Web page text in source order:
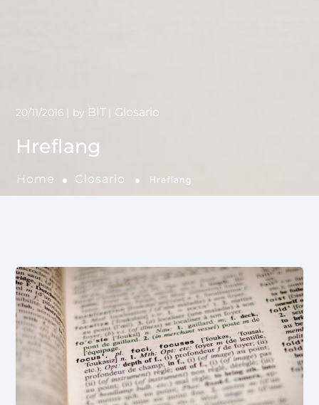
Hreflang
Home Glosario Hreflang
20/11/2016 by BIT Glosario